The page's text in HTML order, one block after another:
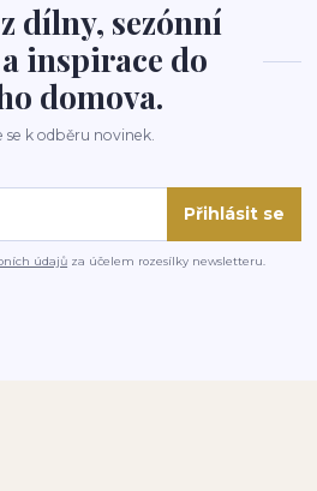
dílny, sezónní
inspirace do
domova.
se k odběru novinek.
Přihlásit se
údajů za účelem rozesílky newsletteru.